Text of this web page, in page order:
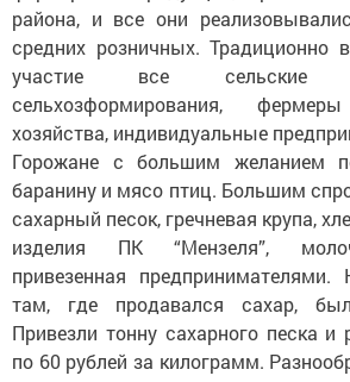
района, и все они
средних розничных. Традиционно
участие все сельские
сельхозформирования,
хозяйства, индивидуальные
Горожане с большим желанием
баранину и мясо птиц. Большим
сахарный песок, гречневая крупа,
изделия ПК “Мензеля”,
привезенная предпринимателями.
там, где продавался сахар,
Привезли тонну сахарного песка и
по 60 рублей за килограмм.